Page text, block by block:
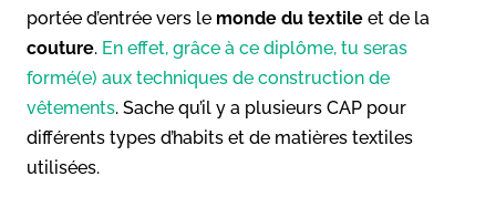
portée d’entrée vers le monde du textile et de la
couture. En effet, grâce à ce diplôme, tu seras
formé(e) aux techniques de construction de
vêtements. Sache qu’il y a plusieurs CAP pour
différents types d’habits et de matières textiles
utilisées.